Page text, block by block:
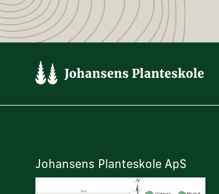
Johansens Planteskole ApS